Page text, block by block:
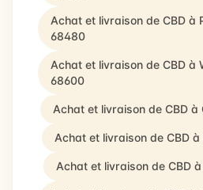
Achat et livraison de CBD à
68480
Achat et livraison de CBD à
68600
Achat et livraison de CBD
Achat et livraison de CBD
Achat et livraison de CBD